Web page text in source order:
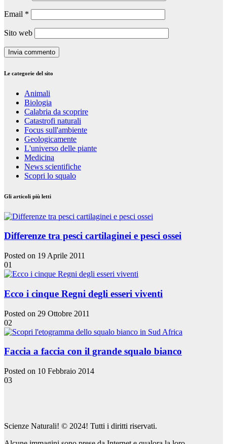
Email *
Sito web
Le categorie del sito
Animali
Biologia
Calabria da scoprire
Catastrofi naturali
Focus sull'ambiente
Geologicamente
L'universo delle piante
Medicina
News scientifiche
Scopri lo squalo
Gli articoli più letti
Differenze tra pesci cartilaginei e pesci ossei
Posted on 19 Aprile 2011
01
Ecco i cinque Regni degli esseri viventi
Posted on 29 Ottobre 2011
02
Faccia a faccia con il grande squalo bianco
Posted on 10 Febbraio 2014
03
Scienze Naturali! © 2024! Tutti i diritti riservati.